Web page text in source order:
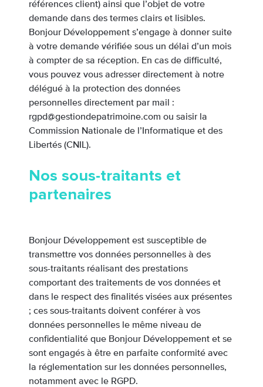
références client) ainsi que l’objet de votre
demande dans des termes clairs et lisibles.
Bonjour Développement s’engage à donner suite
à votre demande vérifiée sous un délai d’un mois
à compter de sa réception. En cas de difficulté,
vous pouvez vous adresser directement à notre
délégué à la protection des données
personnelles directement par mail :
rgpd@gestiondepatrimoine.com ou saisir la
Commission Nationale de l’Informatique et des
Libertés (CNIL).
Nos sous-traitants et
partenaires
Bonjour Développement est susceptible de
transmettre vos données personnelles à des
sous-traitants réalisant des prestations
comportant des traitements de vos données et
dans le respect des finalités visées aux présentes
; ces sous-traitants doivent conférer à vos
données personnelles le même niveau de
confidentialité que Bonjour Développement et se
sont engagés à être en parfaite conformité avec
la réglementation sur les données personnelles,
notamment avec le RGPD.